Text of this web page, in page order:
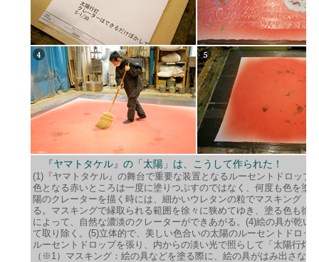
『ヤマトタケル』の「太陽」は、こうして作られた！
(1)『ヤマトタケル』の舞台で重要な装置となるルーセントドロッ
色となる赤いところは一度に塗りつぶすのではなく、何度も色を塗
陽のクレーターを描く時には、細かいウレタンの粒でマスキング
る。マスキングで縁取られる範囲を徐々に狭めてゆき、塗る色も徐
によって、自然な濃淡のクレーターができあがる。(4)絵の具が乾
て取り除く。(5)立体的で、美しい色合いの太陽のルーセントドロッ
ルーセントドロップを張り、内からの淡い光で照らして「太陽行灯
（※1）マスキング：絵の具などを塗る際に、絵の具がはみ出さな